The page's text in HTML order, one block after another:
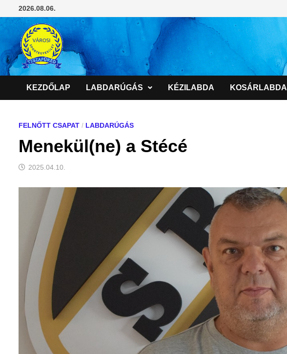
to
2026.08.06.
KEZDŐLAP LABDARÚGÁS KÉZILABDA KOSÁRLABDA
FELNŐTT CSAPAT / LABDARÚGÁS
Menekül(ne) a Stécé
2025.04.10.